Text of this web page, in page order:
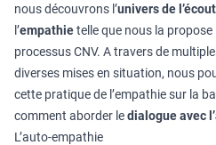
nous découvrons l’univers de
l’empathietelle que nous la
processus CNV. A travers de
diverses mises en situation, nous
cette pratique de l’empathie sur la
comment aborder ledialogue avec
L’auto-empathie